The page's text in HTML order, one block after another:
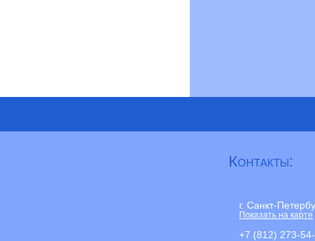
Контакты:
г. Санкт-
Показать на карте
+7 (812) 273-